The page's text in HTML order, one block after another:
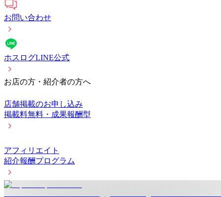
お問い合わせ
ホスログLINE公式
お店の方・紹介者の方へ
店舗掲載のお申し込み
掲載料無料・成果報酬型
アフィリエイト
紹介報酬プログラム